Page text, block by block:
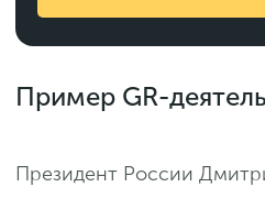
Пример GR-
Президент России